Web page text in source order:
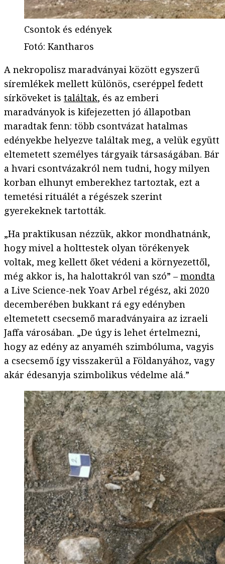
Csontok és edények
Fotó: Kantharos
A nekropolisz maradványai között egyszerű
síremlékek mellett különös, cseréppel fedett
sírköveket is találtak, és az emberi
maradványok is kifejezetten jó állapotban
maradtak fenn: több csontvázat hatalmas
edényekbe helyezve találtak meg, a velük együtt
eltemetett személyes tárgyaik társaságában. Bár
a hvari csontvázakról nem tudni, hogy milyen
korban elhunyt emberekhez tartoztak, ezt a
temetési rituálét a régészek szerint
gyerekeknek tartották.
„Ha praktikusan nézzük, akkor mondhatnánk,
hogy mivel a holttestek olyan törékenyek
voltak, meg kellett őket védeni a környezettől,
még akkor is, ha halottakról van szó” – mondta
a Live Science-nek Yoav Arbel régész, aki 2020
decemberében bukkant rá egy edényben
eltemetett csecsemő maradványaira az izraeli
Jaffa városában. „De úgy is lehet értelmezni,
hogy az edény az anyaméh szimbóluma, vagyis
a csecsemő így visszakerül a Földanyához, vagy
akár édesanyja szimbolikus védelme alá.”